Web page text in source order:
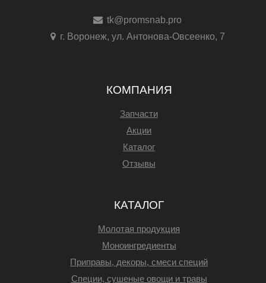
tk@promsnab.pro
г. Воронеж, ул. Антонова-Овсеенко, 7
КОМПАНИЯ
Запчасти
Акции
Каталог
Отзывы
КАТАЛОГ
Молотая продукция
Моноингредиенты
Приправы, декоры, смеси специй
Специи, сушеные овощи и травы